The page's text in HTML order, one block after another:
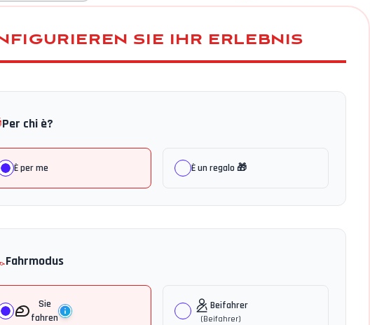
SIE IHR ERLEBNIS
Per chi è?
È per me È un regalo 🎁
Fahrmodus
Sie
fahren
Beifahrer
(Beifahrer)